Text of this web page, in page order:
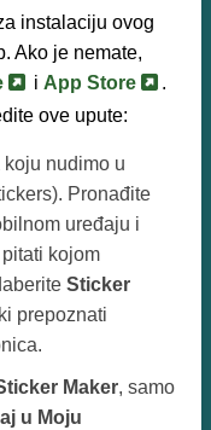
instalaciju ovog
Ako je nemate,
i App Store
.
ove upute:
nudimo u
Pronađite
uređaju i
kojom
Sticker
prepoznati
Maker, samo
u Moju